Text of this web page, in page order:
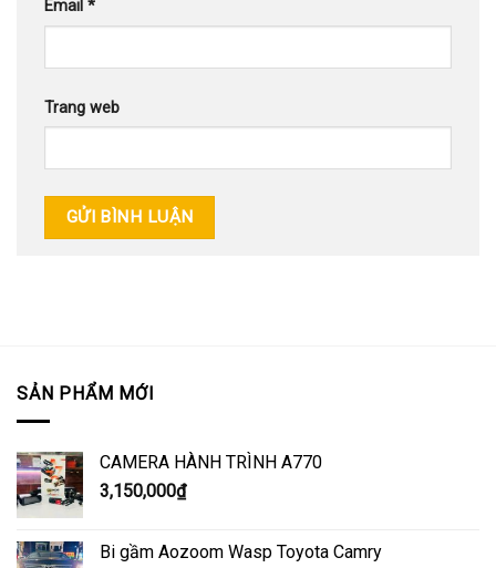
Email *
Trang web
SẢN PHẨM MỚI
CAMERA HÀNH TRÌNH A770
3,150,000₫
Bi gầm Aozoom Wasp Toyota Camry